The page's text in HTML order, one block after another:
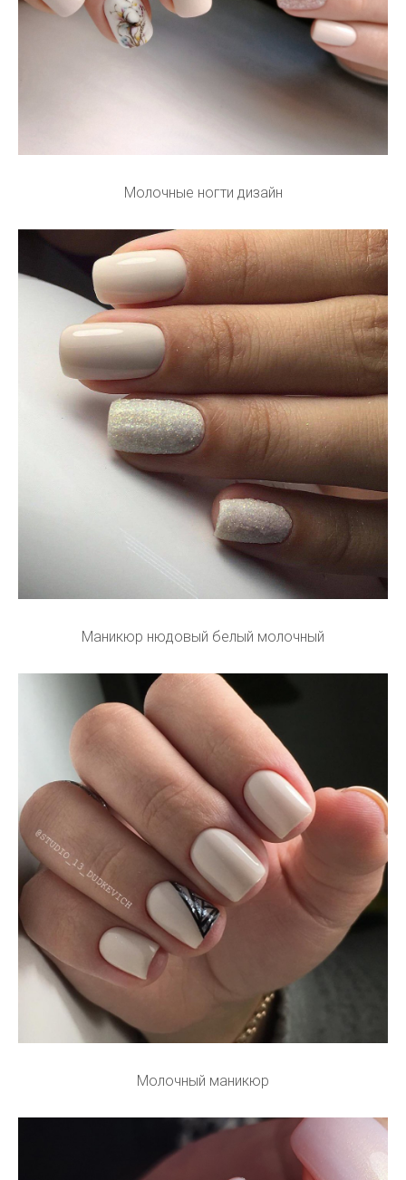
Молочные ногти дизайн
Маникюр нюдовый белый молочный
Молочный маникюр